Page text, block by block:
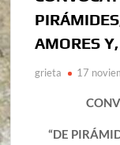
AMORES
grieta 17
“DE